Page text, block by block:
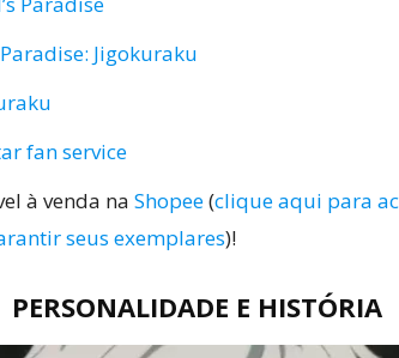
Jigokuraku
fan service
à venda na Shopee(clique aqui para
seus exemplares)!
PERSONALIDADE E HISTÓRIA